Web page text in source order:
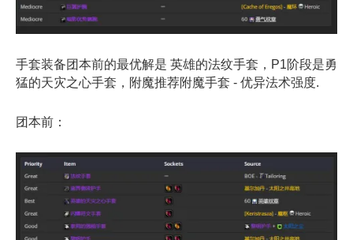
手套装备团本前的最优解是 英雄的法纹手套，P1阶段是勇
猛的天灾之心手套，附魔推荐附魔手套 - 优异法术强度.
团本前：